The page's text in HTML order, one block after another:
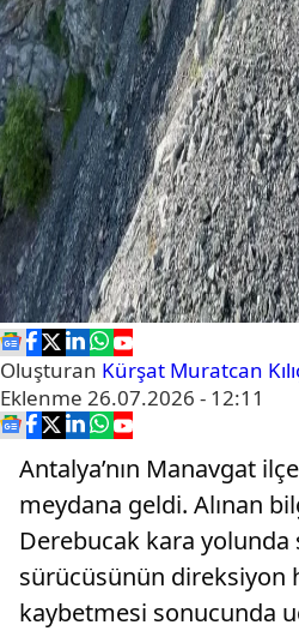
Oluşturan Kürşat Muratcan
Eklenme 26.07.2026 - 12:11
Antalya’nın Manavgat
meydana geldi. Alınan
Derebucak kara
sürücüsünün direksiyon
kaybetmesi sonucunda